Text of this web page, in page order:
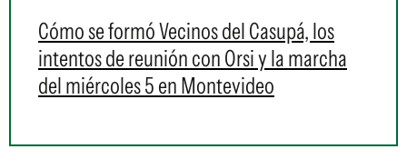
Cómo se formó Vecinos del Casupá, los
intentos de reunión con Orsi y la marcha
del miércoles 5 en Montevideo